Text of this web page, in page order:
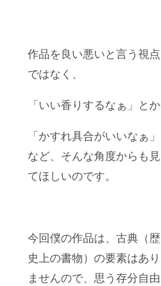
作品を良い悪いと言う視点
ではなく、
「いい香りするなぁ」とか
「かすれ具合がいいなぁ」
など、そんな角度からも見
てほしいのです。
今回僕の作品は、古典（歴
史上の書物）の要素はあり
ませんので、思う存分自由